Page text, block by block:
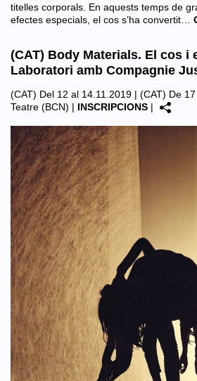
titelles corporals. En aquests temps de
efectes especials, el cos s’ha convertit…
(CAT) Body Materials. El cos i
Laboratori amb Compagnie
(CAT) Del 12 al 14.11.2019 | (CAT) De
Teatre (BCN) | INSCRIPCIONS |